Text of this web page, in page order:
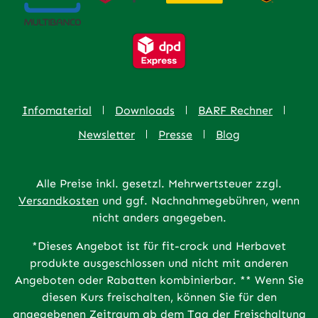
Infomaterial Downloads
BARF Rechner
Newsletter
Presse Blog
Alle Preise inkl. gesetzl. Mehrwertsteuer zzgl.
Versandkosten und ggf. Nachnahmegebühren, wenn
nicht anders angegeben.
*Dieses Angebot ist für fit-crock und Herbavet
produkte ausgeschlossen und nicht mit anderen
Angeboten oder Rabatten kombinierbar. ** Wenn Sie
diesen Kurs freischalten, können Sie für den
angegebenen Zeitraum ab dem Tag der Freischaltung